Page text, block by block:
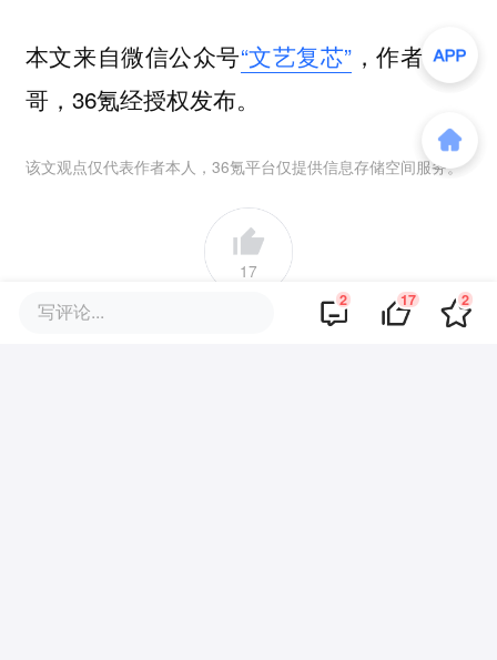
本文来自微信公众号“文艺复芯” ，作者：水
哥，36氪经授权发布。
该文观点仅代表作者本人，36氪平台仅提供信息存储空间服务。
17
好文章，需要你的鼓励
写评论... 2 17 2